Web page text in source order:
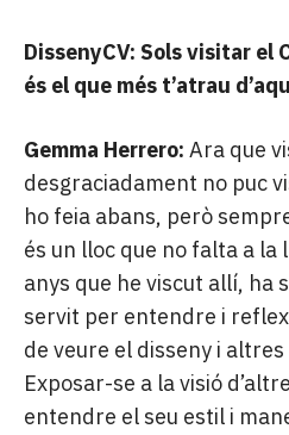
DissenyCV: Sols visitar el
és el que més t’atrau
Gemma Herrero: Ara que
desgraciadament no puc
ho feia abans, però
és un lloc que no falta a la
anys que he viscut allí, ha
servit per entendre i
de veure el disseny i
Exposar-se a la visió
entendre el seu estil i